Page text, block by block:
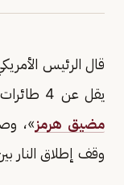
قال الرئيس
يقل عن 4 طائرات مسيّرة انتحارية باتجاه سفن كانت تعبر
مضيق هرمز»،
وقف إطلاق النار